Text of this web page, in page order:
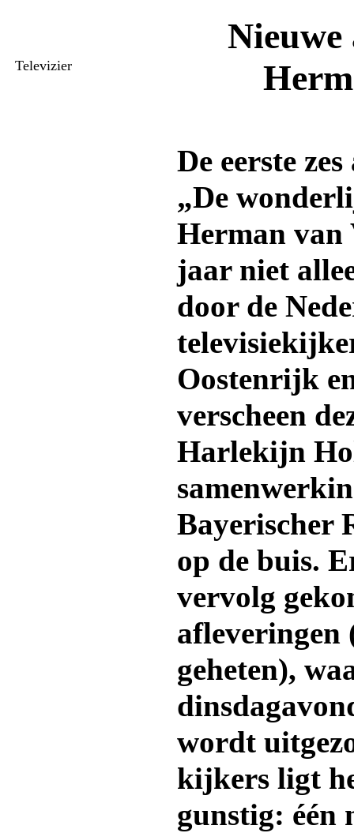
Televizier
De eerste
„De
Herman van
jaar niet
door de
Oostenrijk
verscheen
Harlekijn
Bayerischer
op de buis.
vervolg
afleveringen
geheten),
wordt
kijkers ligt
gunstig: één